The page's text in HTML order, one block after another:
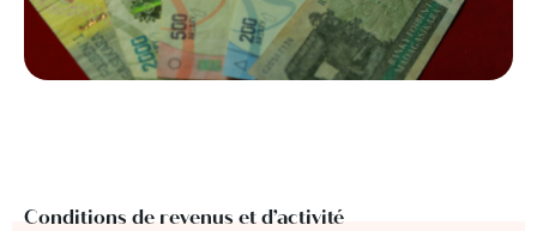
Conditions de revenus et d’activité